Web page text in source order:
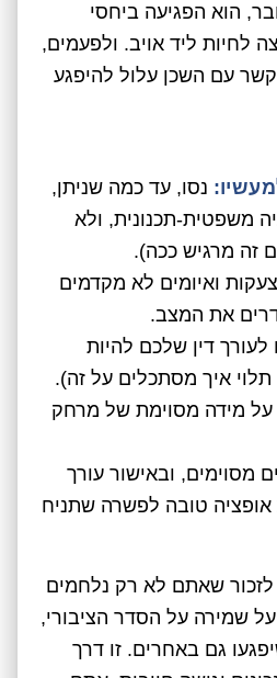
הוא הפגיעה ביחסי
לחיות ליד אויב. ולפעמים,
עם השכן עלול להיפגע
נסו, עד כמה שניתן,
משפטית-תכנונית, ולא
זה מרגיש ככה).
צעקות ואיומים לא מקדמים
את המצב.
לעורך דין שלכם להיות
איך מסתכלים על זה).
מידה מסוימת של מרחק
מסוימים, ובאישור עורך
אופציה טובה לפשרה שתניח
שאתם לא רק נלחמים
שמירה על הסדר הציבורי,
גם באחרים. זו דרך